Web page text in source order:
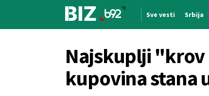
Sve vesti Srbija
Najskuplji "krov
kupovina stana